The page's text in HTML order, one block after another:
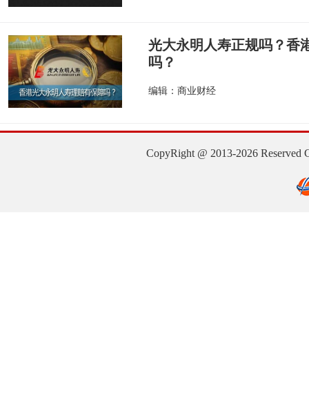
光大永明人寿正规吗？香
吗？
编辑：商业财经
CopyRight @ 2013-2026